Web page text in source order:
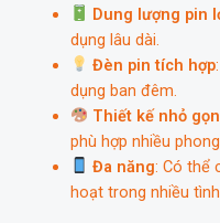
Dung lượng pin
dụng lâu dài.
Đèn pin tích hợp
dụng ban đêm.
Thiết kế nhỏ
phù hợp nhiều
Đa năng: Có thể
hoạt trong nhiều tình